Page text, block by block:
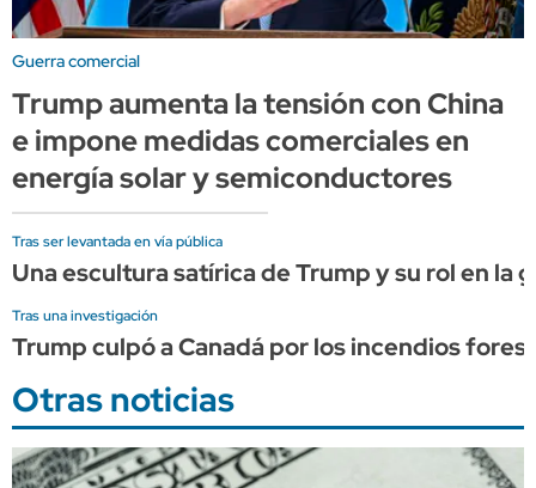
Guerra comercial
Trump aumenta la tensión con China
e impone medidas comerciales en
energía solar y semiconductores
Tras ser levantada en vía pública
Una escultura satírica de Trump y su rol en la
Tras una investigación
Trump culpó a Canadá por los incendios
Otras noticias